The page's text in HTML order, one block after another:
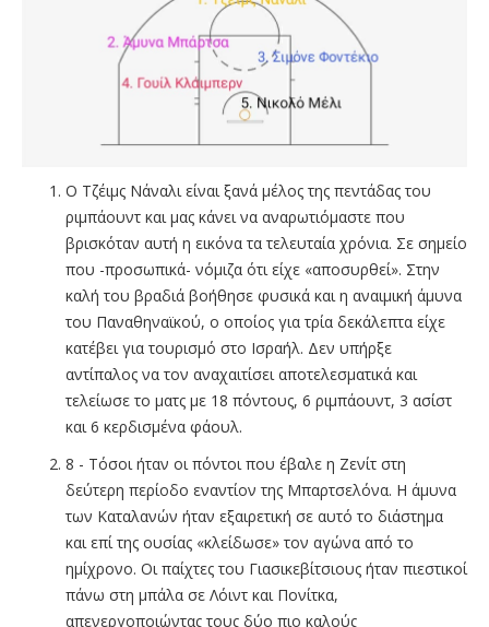
Ο Τζέιμς Νάναλι είναι ξανά μέλος της πεντάδας του
ριμπάουντ και μας κάνει να αναρωτιόμαστε που
βρισκόταν αυτή η εικόνα τα τελευταία χρόνια. Σε σημείο
που -προσωπικά- νόμιζα ότι είχε «αποσυρθεί». Στην
καλή του βραδιά βοήθησε φυσικά και η αναιμική άμυνα
του Παναθηναϊκού, ο οποίος για τρία δεκάλεπτα είχε
κατέβει για τουρισμό στο Ισραήλ. Δεν υπήρξε
αντίπαλος να τον αναχαιτίσει αποτελεσματικά και
τελείωσε το ματς με 18 πόντους, 6 ριμπάουντ, 3 ασίστ
και 6 κερδισμένα φάουλ.
8 - Τόσοι ήταν οι πόντοι που έβαλε η Ζενίτ στη
δεύτερη περίοδο εναντίον της Μπαρτσελόνα. Η άμυνα
των Καταλανών ήταν εξαιρετική σε αυτό το διάστημα
και επί της ουσίας «κλείδωσε» τον αγώνα από το
ημίχρονο. Οι παίχτες του Γιασικεβίτσιους ήταν πιεστικοί
πάνω στη μπάλα σε Λόιντ και Πονίτκα,
απενεργοποιώντας τους δύο πιο καλούς